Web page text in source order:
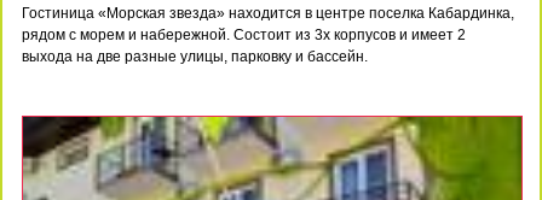
Гостиница «Морская звезда» находится в центре поселка Кабардинка,
рядом с морем и набережной. Состоит из 3х корпусов и имеет 2
выхода на две разные улицы, парковку и бассейн.